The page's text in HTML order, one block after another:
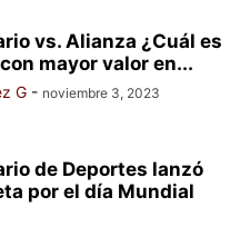
vs. Alianza ¿Cuál es
mayor valor en...
G - noviembre 3, 2023
de Deportes lanzó
por el día Mundial